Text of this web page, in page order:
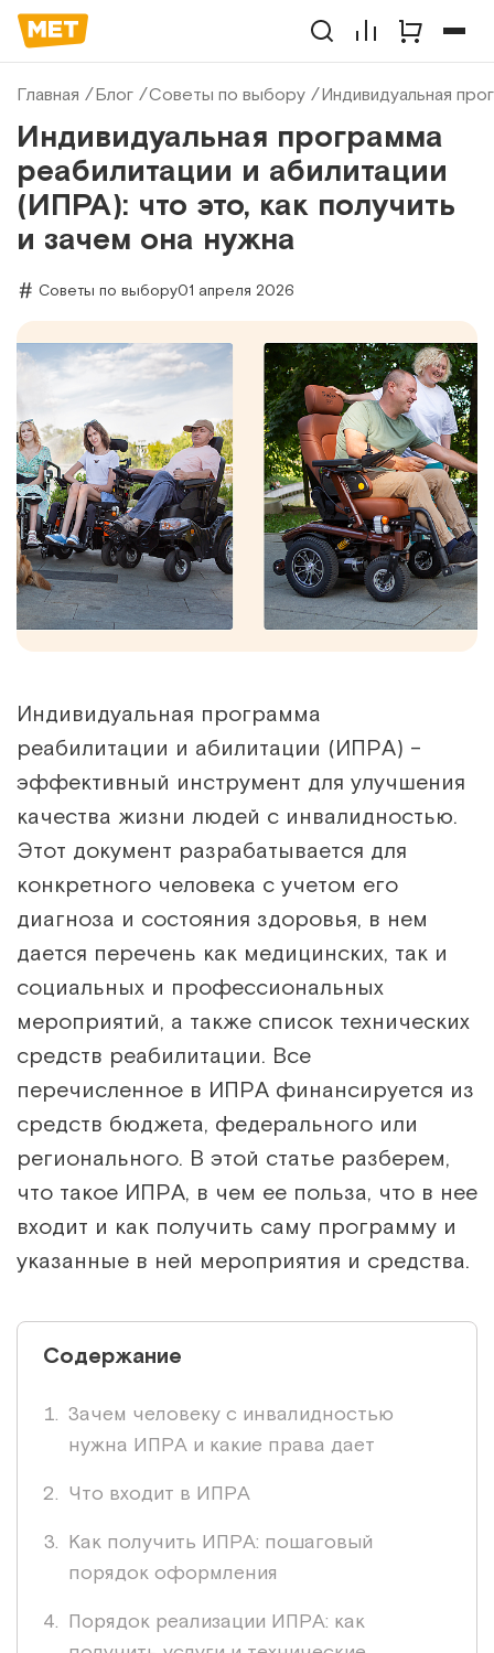
Главная Блог Советы по выбору Индивидуальная
Индивидуальная программа
реабилитации и абилитации
(ИПРА): что это, как получить
и зачем она нужна
Советы по выбору01 апреля 2026
Индивидуальная программа
реабилитации и абилитации (ИПРА) –
эффективный инструмент для улучшения
качества жизни людей с инвалидностью.
Этот документ разрабатывается для
конкретного человека с учетом его
диагноза и состояния здоровья, в нем
дается перечень как медицинских, так и
социальных и профессиональных
мероприятий, а также список технических
средств реабилитации. Все
перечисленное в ИПРА финансируется из
средств бюджета, федерального или
регионального. В этой статье разберем,
что такое ИПРА, в чем ее польза, что в нее
входит и как получить саму программу и
указанные в ней мероприятия и средства.
Содержание
Зачем человеку с инвалидностью
нужна ИПРА и какие права дает
Что входит в ИПРА
Как получить ИПРА: пошаговый
порядок оформления
Порядок реализации ИПРА: как